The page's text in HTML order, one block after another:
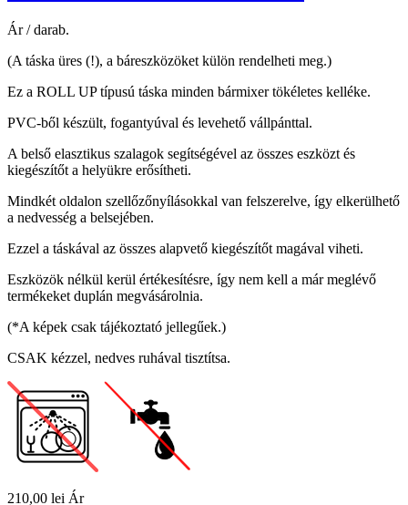
Ár / darab.
(A táska üres (!), a báreszközöket külön rendelheti meg.)
Ez a ROLL UP típusú táska minden bármixer tökéletes kelléke.
PVC-ből készült, fogantyúval és levehető vállpánttal.
A belső elasztikus szalagok segítségével az összes eszközt és
kiegészítőt a helyükre erősítheti.
Mindkét oldalon szellőzőnyílásokkal van felszerelve, így elkerülhető
a nedvesség a belsejében.
Ezzel a táskával az összes alapvető kiegészítőt magával viheti.
Eszközök nélkül kerül értékesítésre, így nem kell a már meglévő
termékeket duplán megvásárolnia.
(*A képek csak tájékoztató jellegűek.)
CSAK kézzel, nedves ruhával tisztítsa.
210,00 lei Ár